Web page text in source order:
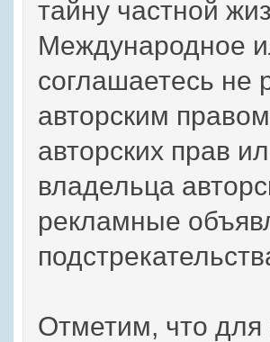
тайну частной
Международное
соглашаетесь
авторским
авторских прав
владельца
рекламные
Отметим, что для